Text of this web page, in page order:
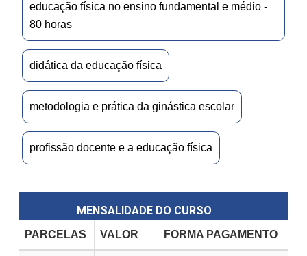
educação física no ensino fundamental e médio -
80 horas
didática da educação física
metodologia e prática da ginástica escolar
profissão docente e a educação física
MENSALIDADE DO CURSO
PARCELAS VALOR FORMA PAGAMENTO